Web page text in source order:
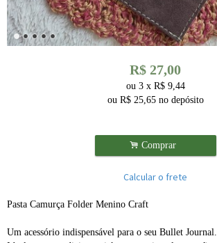
R$ 27,00
ou 3 x R$ 9,44
ou R$ 25,65 no depósito
. Comprar
Calcular o frete
Pasta Camurça Folder Menino Craft
Um acessório indispensável para o seu Bullet Journal.